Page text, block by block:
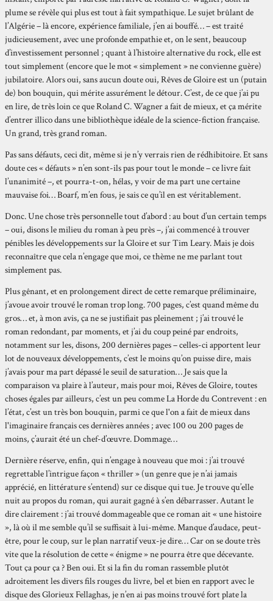
plume se révèle qui plus est tout à fait sympathique. Le sujet brûlant de
l’Algérie – là encore, expérience familiale, j’en ai bouffé… – est traité
judicieusement, avec une profonde empathie et, on le sent, beaucoup
d’investissement personnel ; quant à l’histoire alternative du rock, elle est
tout simplement (encore que le mot « simplement » ne convienne guère)
jubilatoire. Alors oui, sans aucun doute oui, Rêves de Gloire est un (putain
de) bon bouquin, qui mérite assurément le détour. C’est, de ce que j’ai pu
en lire, de très loin ce que Roland C. Wagner a fait de mieux, et ça mérite
d’entrer illico dans une bibliothèque idéale de la science-fiction française.
Un grand, très grand roman.
Pas sans défauts, ceci dit, même si je n’y verrais rien de rédhibitoire. Et sans
doute ces « défauts » n’en sont-ils pas pour tout le monde – ce livre fait
l’unanimité –, et pourra-t-on, hélas, y voir de ma part une certaine
mauvaise foi… Boarf, m’en fous, je sais ce qu’il en est véritablement.
Donc. Une chose très personnelle tout d’abord : au bout d’un certain temps
– oui, disons le milieu du roman à peu près –, j’ai commencé à trouver
pénibles les développements sur la Gloire et sur Tim Leary. Mais je dois
reconnaître que cela n’engage que moi, ce thème ne me parlant tout
simplement pas.
Plus gênant, et en prolongement direct de cette remarque préliminaire,
j’avoue avoir trouvé le roman trop long. 700 pages, c’est quand même du
gros… et, à mon avis, ça ne se justifiait pas pleinement ; j’ai trouvé le
roman redondant, par moments, et j’ai du coup peiné par endroits,
notamment sur les, disons, 200 dernières pages – celles-ci apportent leur
lot de nouveaux développements, c’est le moins qu’on puisse dire, mais
j’avais pour ma part dépassé le seuil de saturation… Je sais que la
comparaison va plaire à l’auteur, mais pour moi, Rêves de Gloire, toutes
choses égales par ailleurs, c’est un peu comme La Horde du Contrevent : en
l’état, c’est un très bon bouquin, parmi ce que l'on a fait de mieux dans
l'imaginaire français ces dernières années ; avec 100 ou 200 pages de
moins, ç’aurait été un chef-d’œuvre. Dommage…
Dernière réserve, enfin, qui n’engage à nouveau que moi : j’ai trouvé
regrettable l’intrigue façon « thriller » (un genre que je n’ai jamais
apprécié, en littérature s’entend) sur ce disque qui tue. Je trouve qu’elle
nuit au propos du roman, qui aurait gagné à s’en débarrasser. Autant le
dire clairement : j’ai trouvé dommageable que ce roman ait « une histoire
», là où il me semble qu’il se suffisait à lui-même. Manque d’audace, peut-
être, pour le coup, sur le plan narratif veux-je dire… Car on se doute très
vite que la résolution de cette « énigme » ne pourra être que décevante.
Tout ça pour ça ? Ben oui. Et si la fin du roman rassemble plutôt
adroitement les divers fils rouges du livre, bel et bien en rapport avec le
disque des Glorieux Fellaghas, je n’en ai pas moins trouvé fort plate la